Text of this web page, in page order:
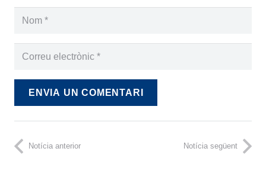
ENVIA UN COMENTARI
Notícia anterior Notícia següent